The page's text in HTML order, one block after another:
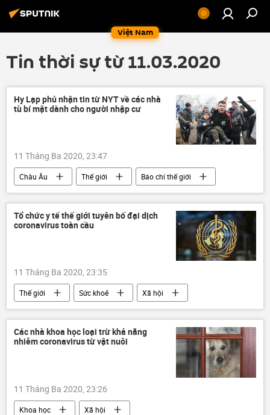
Việt Nam
Tin thời sự từ 11.03.2020
Hy Lạp phủ nhận tin từ NYT về các nhà
tù bí mật dành cho người nhập cư
11 Tháng Ba 2020, 23:47
Châu Âu Thế giới Báo chí thế giới
Tổ chức y tế thế giới tuyên bố đại dịch
coronavirus toàn cầu
11 Tháng Ba 2020, 23:35
Thế giới Sức khoẻ Xã hội
Các nhà khoa học loại trừ khả năng
nhiễm coronavirus từ vật nuôi
11 Tháng Ba 2020, 23:26
Khoa học Xã hội